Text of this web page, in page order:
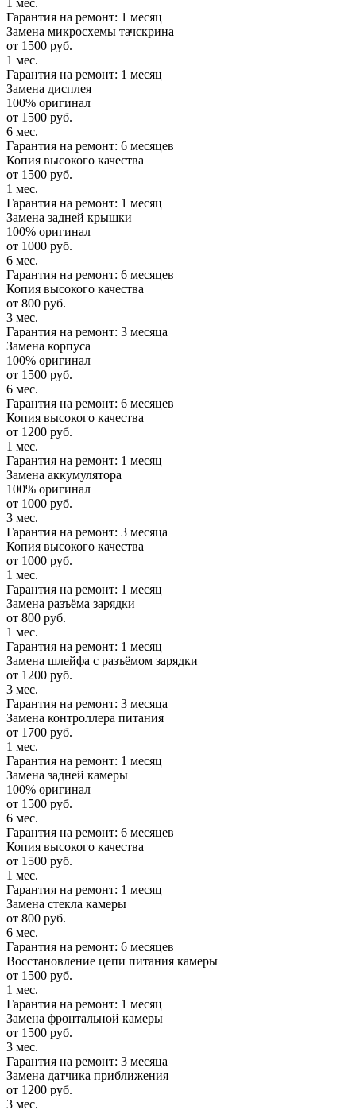
1 мес.
Гарантия на ремонт: 1 месяц
Замена микросхемы тачскрина
от 1500 руб.
1 мес.
Гарантия на ремонт: 1 месяц
Замена дисплея
100% оригинал
от 1500 руб.
6 мес.
Гарантия на ремонт: 6 месяцев
Копия высокого качества
от 1500 руб.
1 мес.
Гарантия на ремонт: 1 месяц
Замена задней крышки
100% оригинал
от 1000 руб.
6 мес.
Гарантия на ремонт: 6 месяцев
Копия высокого качества
от 800 руб.
3 мес.
Гарантия на ремонт: 3 месяца
Замена корпуса
100% оригинал
от 1500 руб.
6 мес.
Гарантия на ремонт: 6 месяцев
Копия высокого качества
от 1200 руб.
1 мес.
Гарантия на ремонт: 1 месяц
Замена аккумулятора
100% оригинал
от 1000 руб.
3 мес.
Гарантия на ремонт: 3 месяца
Копия высокого качества
от 1000 руб.
1 мес.
Гарантия на ремонт: 1 месяц
Замена разъёма зарядки
от 800 руб.
1 мес.
Гарантия на ремонт: 1 месяц
Замена шлейфа с разъёмом зарядки
от 1200 руб.
3 мес.
Гарантия на ремонт: 3 месяца
Замена контроллера питания
от 1700 руб.
1 мес.
Гарантия на ремонт: 1 месяц
Замена задней камеры
100% оригинал
от 1500 руб.
6 мес.
Гарантия на ремонт: 6 месяцев
Копия высокого качества
от 1500 руб.
1 мес.
Гарантия на ремонт: 1 месяц
Замена стекла камеры
от 800 руб.
6 мес.
Гарантия на ремонт: 6 месяцев
Восстановление цепи питания камеры
от 1500 руб.
1 мес.
Гарантия на ремонт: 1 месяц
Замена фронтальной камеры
от 1500 руб.
3 мес.
Гарантия на ремонт: 3 месяца
Замена датчика приближения
от 1200 руб.
3 мес.